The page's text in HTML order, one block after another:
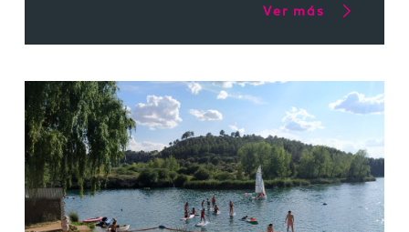
Ver más